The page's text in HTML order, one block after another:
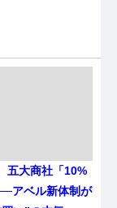
五大商社「10%
アベル新体制が